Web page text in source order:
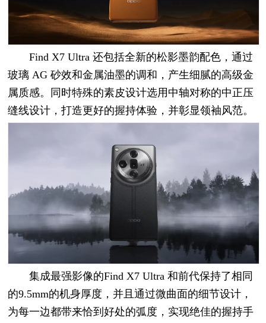
Find X7 Ultra 还包括全新的松影墨韵配色，通过
玻璃 AG 砂效和金属油墨的调和，产生细腻的高级金
属质感。同时特殊的素皮设计选用中轴对称的中正压
缝线设计，打造更好的握持体验，并彰显领袖风范。
集成最强影像的Find X7 Ultra 和前代保持了相同
的9.5mm的机身厚度，并且通过微曲面的细节设计，
为每一边都带来恰到好处的弧度，实现绝佳的握持手